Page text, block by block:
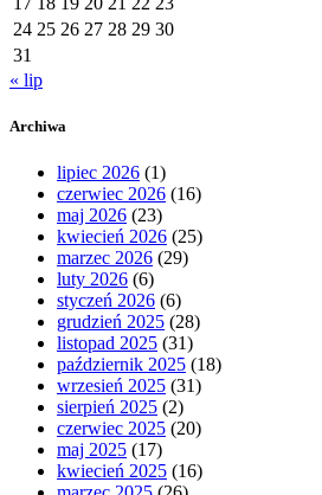
24 25 26 27 28 29 30
31
« lip
Archiwa
lipiec 2026 (1)
czerwiec 2026 (16)
maj 2026 (23)
kwiecień 2026 (25)
marzec 2026 (29)
luty 2026 (6)
styczeń 2026 (6)
grudzień 2025 (28)
listopad 2025 (31)
październik 2025 (18)
wrzesień 2025 (31)
sierpień 2025 (2)
czerwiec 2025 (20)
maj 2025 (17)
kwiecień 2025 (16)